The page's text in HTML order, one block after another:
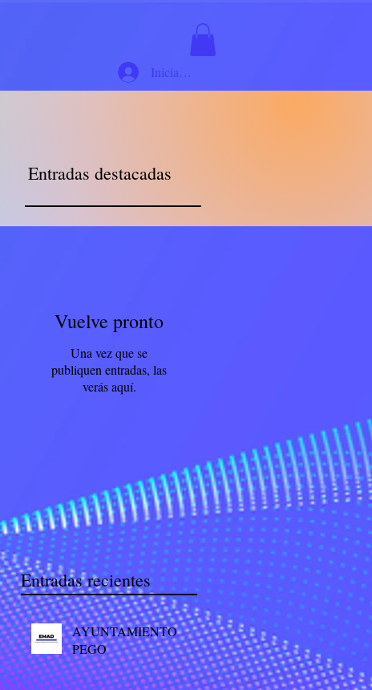
Iniciar sesión
Entradas destacadas
Vuelve pronto
Una vez que se
publiquen entradas, las
verás aquí.
Entradas recientes
AYUNTAMIENTO
PEGO